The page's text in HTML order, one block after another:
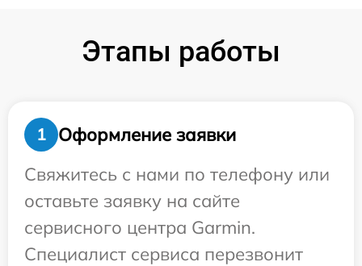
Этапы работы
1
Оформление заявки
Свяжитесь с нами по телефону или
оставьте заявку на сайте
сервисного центра Garmin.
Специалист сервиса перезвонит